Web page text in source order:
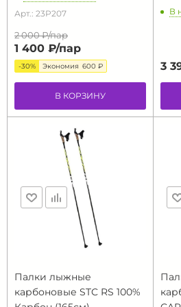
Арт.: 23P207
2 000 ₽/пар
1 400 ₽/пар
-30% Экономия 600 ₽
В КОРЗИНУ
В
3
Палки лыжные
карбоновые STC RS 100%